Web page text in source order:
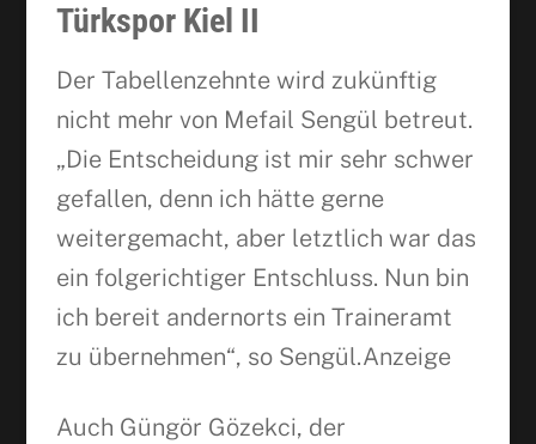
Türkspor Kiel II
Der Tabellenzehnte wird zukünftig
nicht mehr von Mefail Sengül betreut.
„Die Entscheidung ist mir sehr schwer
gefallen, denn ich hätte gerne
weitergemacht, aber letztlich war das
ein folgerichtiger Entschluss. Nun bin
ich bereit andernorts ein Traineramt
zu übernehmen“, so Sengül.Anzeige
Auch Güngör Gözekci, der